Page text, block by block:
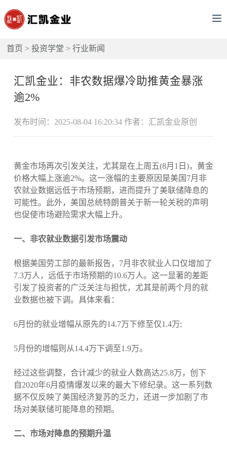
首页 >投资学堂 >行业新闻
汇凯金业：非农数据爆冷助推黄金暴涨
逾2%
发布时间：2025-08-04 16:20:34 作者：汇凯金业原创
黄金市场再次引发关注，尤其是在上周五(8月1日)，黄金
价格大幅上涨逾2%。这一涨幅的主要原因是美国7月非
农就业数据远低于市场预期，进而提升了美联储降息的
可能性。此外，美国总统特朗普关于新一轮关税的声明
也促使市场避险需求大幅上升。
一、非农就业数据引发市场震动
根据美国劳工部的最新报告，7月非农就业人口仅增加了
7.3万人，远低于市场预期的10.6万人。这一显著的差距
引发了投资者的广泛关注与担忧，尤其是前两个月的就
业数据也被下调。具体来看：
6月份的就业增幅从原先的14.7万下修至仅1.4万;
5月份的增幅则从14.4万下调至1.9万。
经过这些调整，合计减少的就业人数高达25.8万，创下
自2020年6月疫情爆发以来的最大下修纪录。这一系列数
据不仅反映了美国经济复苏的乏力，还进一步加剧了市
场对美联储可能降息的预期。
二、市场对降息的预期升温